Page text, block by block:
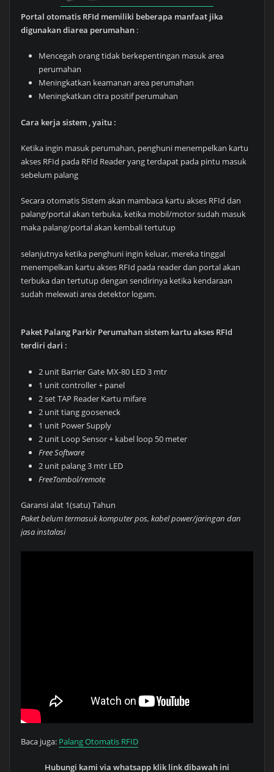
Portal otomatis RFId memiliki beberapa manfaat jika
digunakan diarea perumahan:
Mencegah orang tidak berkepentingan masuk area
perumahan
Meningkatkan keamanan area perumahan
Meningkatkan citra positif perumahan
Cara kerja sistem , yaitu :
Ketika ingin masuk perumahan, penghuni menempelkan kartu
akses RFId pada RFId Reader yang terdapat pada pintu masuk
sebelum palang
Secara otomatis Sistem akan mambaca kartu akses RFId dan
palang/portal akan terbuka, ketika mobil/motor sudah masuk
maka palang/portal akan kembali tertutup
selanjutnya ketika penghuni ingin keluar, mereka tinggal
menempelkan kartu akses RFId pada reader dan portal akan
terbuka dan tertutup dengan sendirinya ketika kendaraan
sudah melewati area detektor logam.
Paket Palang Parkir Perumahan sistem kartu akses RFId
terdiri dari :
2 unit Barrier Gate MX-80 LED 3 mtr
1 unit controller + panel
2 set TAP Reader Kartu mifare
2 unit tiang gooseneck
1 unit Power Supply
2 unit Loop Sensor + kabel loop 50 meter
Free Software
2 unit palang 3 mtr LED
FreeTombol/remote
Garansi alat 1(satu) Tahun
Paket belum termasuk komputer pos, kabel power/jaringan dan
jasa instalasi
Baca juga: Palang Otomatis RFID
Hubungi kami via whatsapp klik link dibawah ini